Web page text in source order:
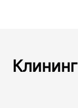
Клининг